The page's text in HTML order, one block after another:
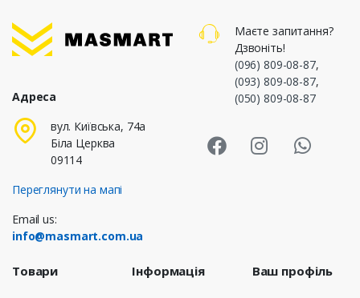
Адреса
вул. Київська, 74а
Біла Церква
09114
Переглянути на мапі
Email us:
info@masmart.com.ua
Маєте запитання?
Дзвоніть!
(096) 809-08-87,
(093) 809-08-87,
(050) 809-08-87
Товари Інформація Ваш профіль